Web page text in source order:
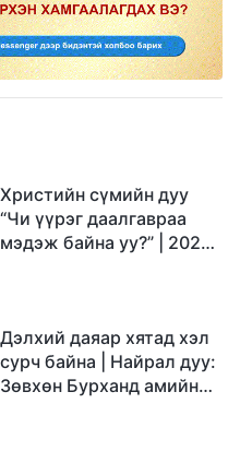
Христийн сүмийн дуу
“Чи үүрэг даалгавраа
мэдэж байна уу?” | 2026
Дэлхий даяар хятад хэл
сурч байна | Найрал дуу:
Зөвхөн Бурханд амийн